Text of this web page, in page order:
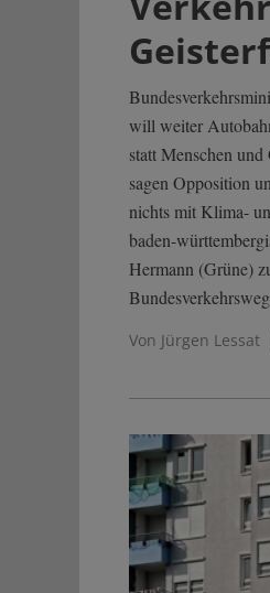
will weiter
statt Menschen
sagen Opposition
nichts mit Klima-
baden-
Hermann (Grüne)
Von Jürgen Lessat